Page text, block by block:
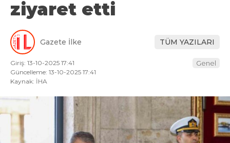
ziyaret etti
Gazete İlke TÜM YAZILARI
Giriş: 13-10-2025 17:41
Güncelleme: 13-10-2025 17:41
Kaynak: İHA
Genel